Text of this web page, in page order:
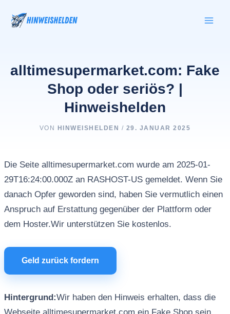
Inhalt
springen
alltimesupermarket.com: Fake
Shop oder seriös? |
Hinweishelden
VON HINWEISHELDEN / 29. JANUAR 2025
Die Seite alltimesupermarket.com wurde am 2025-01-
29T16:24:00.000Z an RASHOST-US gemeldet. Wenn Sie
danach Opfer geworden sind, haben Sie vermutlich einen
Anspruch auf Erstattung gegenüber der Plattform oder
dem Hoster.Wir unterstützen Sie kostenlos.
Geld zurück fordern
Hintergrund:Wir haben den Hinweis erhalten, dass die